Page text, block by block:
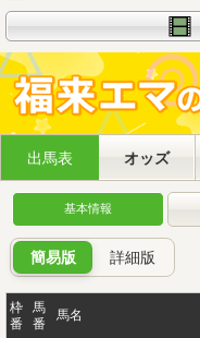
出馬表 オッズ
基本情報
簡易版 詳細版
枠
番
馬
番
馬名